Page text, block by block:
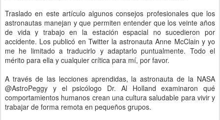
Traslado en este artículo algunos consejos profesionales que los
astronautas manejan y que permiten entender que los veinte años
de vida y trabajo en la estación espacial no sucedieron por
accidente. Los publicó en Twitter la astronauta Anne McClain y yo
me he limitado a traducirlo y adaptarlo puntualmente. Todo el
mérito para ella y cualquier crítica para mí, por favor.
A través de las lecciones aprendidas, la astronauta de la NASA
@AstroPeggy y el psicólogo Dr. Al Holland examinaron qué
comportamientos humanos crean una cultura saludable para vivir y
trabajar de forma remota en pequeños grupos.